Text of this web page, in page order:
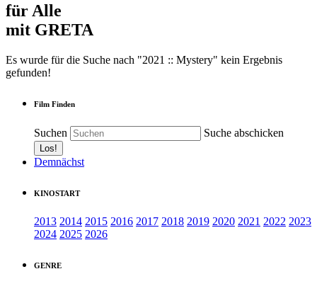
für Alle
mit GRETA
Es wurde für die Suche nach "2021 :: Mystery" kein Ergebnis
gefunden!
Film Finden
Suchen Suche abschicken
Demnächst
KINOSTART
2013 2014 2015 2016 2017 2018 2019 2020 2021 2022 2023
2024 2025 2026
GENRE